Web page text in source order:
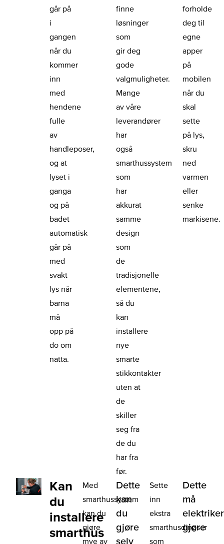
går på
i
gangen
når du
kommer
inn
med
hendene
fulle
av
handleposer,
og at
lyset i
ganga
og på
badet
automatisk
går på
med
svakt
lys når
barna
må
opp på
do om
natta.
finne
løsninger
som
gir deg
gode
valgmuligheter.
Mange
av våre
leverandører
har
også
smarthussystem
som
har
akkurat
samme
design
som
de
tradisjonelle
elementene,
så du
kan
installere
nye
smarte
stikkontakter
uten at
de
skiller
seg fra
de du
har fra
før.
forholde
deg til
egne
apper
på
mobilen
når du
skal
sette
på lys,
skru
ned
varmen
eller
senke
markisene.
Kan
du
installere
smarthus
Med
smarthussystem
kan du
gjøre
mye av
Dette
kan
du
gjøre
selv
Sette
inn
ekstra
smarthusdingser
som
Dette
må
gjøre